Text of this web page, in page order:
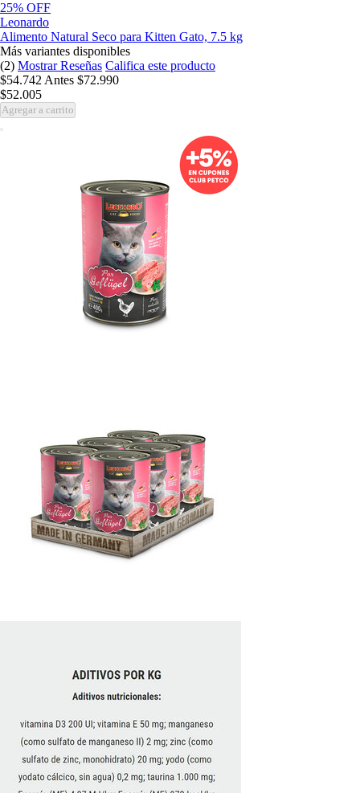
25% OFF
Leonardo
Alimento Natural Seco para Kitten Gato, 7.5 kg
Más variantes disponibles
(2) Mostrar Reseñas Califica este producto
$54.742 Antes $72.990
$52.005
Agregar a carrito